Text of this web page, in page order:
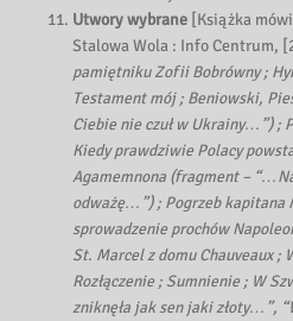
Utwory wybrane [Książka
Stalowa Wola : Info Centrum,
pamiętniku Zofii Bobrówny ;
Testament mój ; Beniowski,
Ciebie nie czuł w Ukrainy…”) ;
Kiedy prawdziwie Polacy
Agamemnona (fragment –
odważę…”) ; Pogrzeb kapitana
sprowadzenie prochów
St. Marcel z domu Chauveaux
Rozłączenie ; Sumnienie ; W
zniknęła jak sen jaki złoty…”,